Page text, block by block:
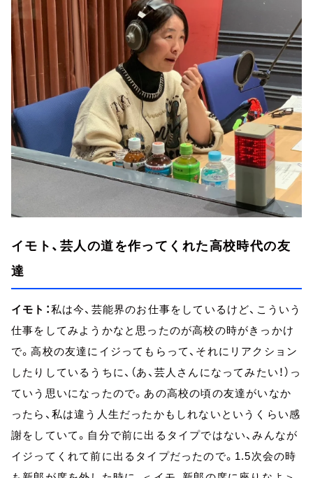
イモト、芸人の道を作ってくれた高校時代の友
達
イモト：私は今、芸能界のお仕事をしているけど、こういう
仕事をしてみようかなと思ったのが高校の時がきっかけ
で。高校の友達にイジってもらって、それにリアクション
したりしているうちに、（あ、芸人さんになってみたい！）っ
ていう思いになったので。あの高校の頃の友達がいなか
ったら、私は違う人生だったかもしれないというくらい感
謝をしていて。自分で前に出るタイプではない、みんなが
イジってくれて前に出るタイプだったので。1.5次会の時